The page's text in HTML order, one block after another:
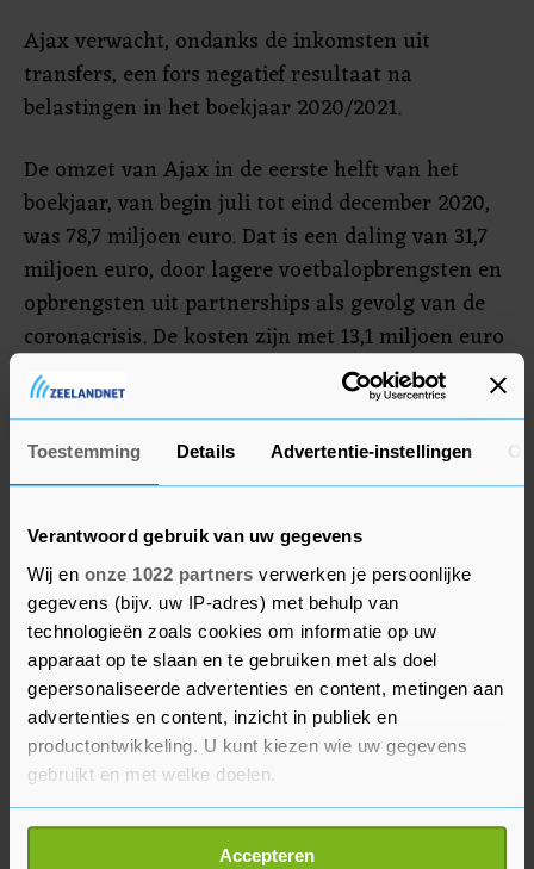
Toestemming Details Advertentie-instellingen
Verantwoord gebruik van uw gegevens
Wij en onze 1022 partners verwerken je persoonlijke
gegevens (bijv. uw IP-adres) met behulp van
technologieën zoals cookies om informatie op uw
apparaat op te slaan en te gebruiken met als doel
gepersonaliseerde advertenties en content, metingen aan
advertenties en content, inzicht in publiek en
productontwikkeling. U kunt kiezen wie uw gegevens
gebruikt en met welke doelen.
Als u het toestaat, willen we ook graag:
Informatie verzamelen over uw geografische
Accepteren
Ajax verwacht, ondanks de inkomsten uit
transfers, een fors negatief resultaat na
belastingen in het boekjaar 2020/2021.
De omzet van Ajax in de eerste helft van het
boekjaar, van begin juli tot eind december 2020,
was 78,7 miljoen euro. Dat is een daling van 31,7
miljoen euro, door lagere voetbalopbrengsten en
opbrengsten uit partnerships als gevolg van de
coronacrisis. De kosten zijn met 13,1 miljoen euro
afgenomen naar 80 miljoen euro, vooral door
een daling in de wedstrijdgerelateerde kosten en
salariskosten.